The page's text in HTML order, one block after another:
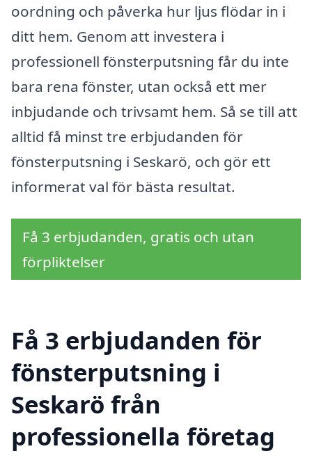
oordning och påverka hur ljus flödar in i
ditt hem. Genom att investera i
professionell fönsterputsning får du inte
bara rena fönster, utan också ett mer
inbjudande och trivsamt hem. Så se till att
alltid få minst tre erbjudanden för
fönsterputsning i Seskarö, och gör ett
informerat val för bästa resultat.
Få 3 erbjudanden, gratis och utan
förpliktelser
Få 3 erbjudanden för
fönsterputsning i
Seskarö från
professionella företag